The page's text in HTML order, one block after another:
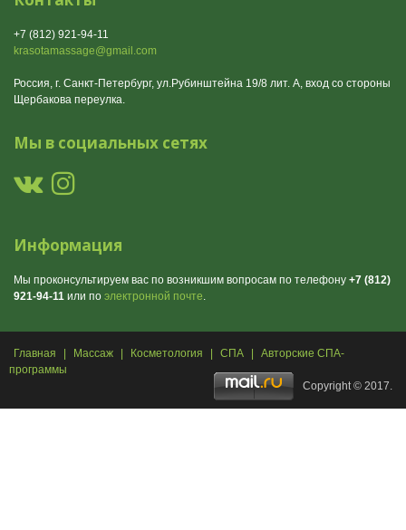
+7 (812) 921-94-11
krasotamassage@gmail.com
Россия, г. Санкт-Петербург, ул.Рубинштейна 19/8 лит. А, вход со стороны
Щербакова переулка.
Мы в социальных сетях
Информация
Мы проконсультируем вас по возникшим вопросам по телефону +7 (812)
921-94-11 или по электронной почте
Главная | Массаж | Косметология | СПА |
Авторские СПА-
программы
Copyright © 2017.